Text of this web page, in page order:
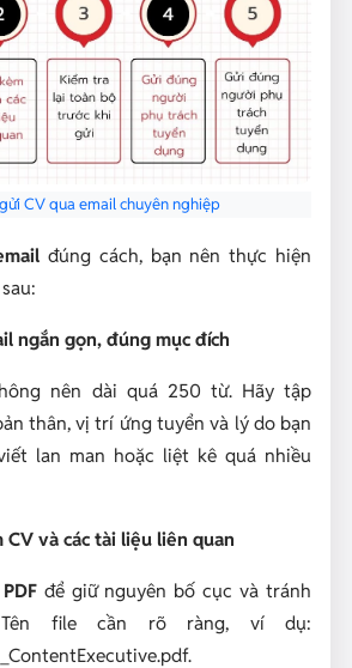
CV qua email chuyên nghiệp
đúng cách, bạn nên thực hiện
ngắn gọn, đúng mục đích
nên dài quá 250 từ. Hãy tập
thân, vị trí ứng tuyển và lý do bạn
lan man hoặc liệt kê quá nhiều
CV và các tài liệu liên quan
để giữ nguyên bố cục và tránh
file cần rõ ràng, ví dụ: